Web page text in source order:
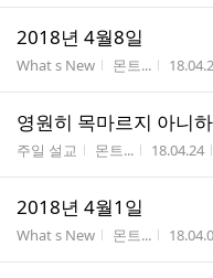
2018년 4월8일
게시판명
What s New 작성자
몬트... 작성시
영원히 목마르지 아니
게시판명
주일 설교 작성자
몬트... 작성시간
18.04.24
2018년 4월1일
게시판명
What s New 작성자
몬트... 작성시